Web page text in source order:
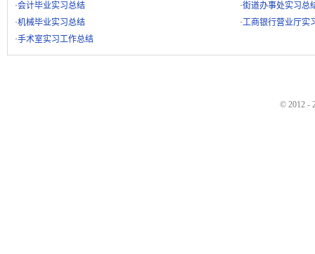
·会计毕业实习总结 ·街道办事处实习总
·机械毕业实习总结 ·工商银行营业厅实
·手术室实习工作总结
© 2012 -